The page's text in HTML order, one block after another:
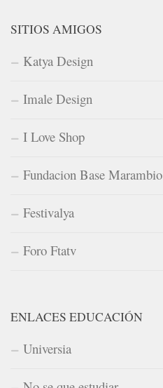
SITIOS AMIGOS
Katya Design
Imale Design
I Love Shop
Fundacion Base Marambio
Festivalya
Foro Ftatv
ENLACES EDUCACIÓN
Universia